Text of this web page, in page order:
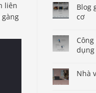
liên
Blog
cơ
dụng
Nhà